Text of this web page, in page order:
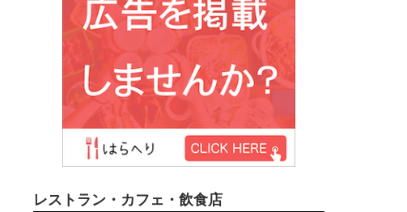
レストラン・カフェ・飲食店